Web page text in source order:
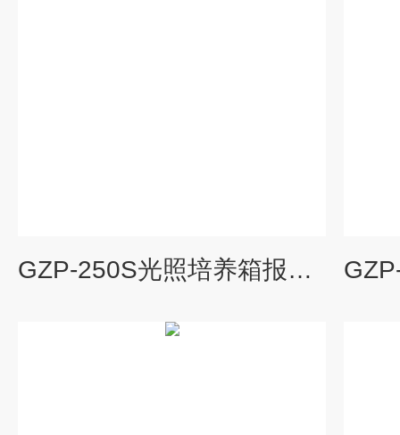
GZP-250S光照培养箱报价,程控光照培养箱